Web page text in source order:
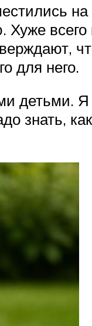
Хуже всего
для него.
детьми.
знать,